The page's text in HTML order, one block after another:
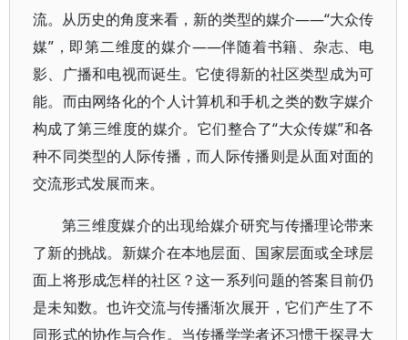
流。从历史的角度来看，新的类型的媒介——“大众传
媒”，即第二维度的媒介——伴随着书籍、杂志、电
影、广播和电视而诞生。它使得新的社区类型成为可
能。而由网络化的个人计算机和手机之类的数字媒介
构成了第三维度的媒介。它们整合了“大众传媒”和各
种不同类型的人际传播，而人际传播则是从面对面的
交流形式发展而来。
第三维度媒介的出现给媒介研究与传播理论带来
了新的挑战。新媒介在本地层面、国家层面或全球层
面上将形成怎样的社区？这一系列问题的答案目前仍
是未知数。也许交流与传播渐次展开，它们产生了不
同形式的协作与合作。当传播学学者还习惯于探寻大